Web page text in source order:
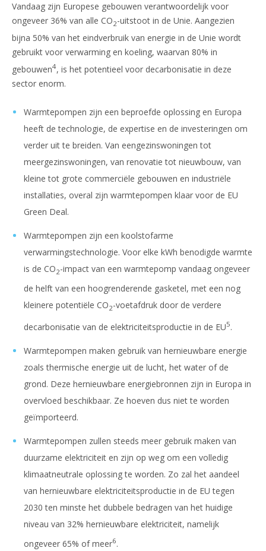
Vandaag zijn Europese gebouwen verantwoordelijk voor
ongeveer 36% van alle CO2-uitstoot in de Unie. Aangezien
bijna 50% van het eindverbruik van energie in de Unie wordt
gebruikt voor verwarming en koeling, waarvan 80% in
gebouwen4, is het potentieel voor decarbonisatie in deze
sector enorm.
Warmtepompen zijn een beproefde oplossing en Europa
heeft de technologie, de expertise en de investeringen om
verder uit te breiden. Van eengezinswoningen tot
meergezinswoningen, van renovatie tot nieuwbouw, van
kleine tot grote commerciële gebouwen en industriële
installaties, overal zijn warmtepompen klaar voor de EU
Green Deal.
Warmtepompen zijn een koolstofarme
verwarmingstechnologie. Voor elke kWh benodigde warmte
is de CO2-impact van een warmtepomp vandaag ongeveer
de helft van een hoogrenderende gasketel, met een nog
kleinere potentiële CO2-voetafdruk door de verdere
decarbonisatie van de elektriciteitsproductie in de EU5.
Warmtepompen maken gebruik van hernieuwbare energie
zoals thermische energie uit de lucht, het water of de
grond. Deze hernieuwbare energiebronnen zijn in Europa in
overvloed beschikbaar. Ze hoeven dus niet te worden
geïmporteerd.
Warmtepompen zullen steeds meer gebruik maken van
duurzame elektriciteit en zijn op weg om een volledig
klimaatneutrale oplossing te worden. Zo zal het aandeel
van hernieuwbare elektriciteitsproductie in de EU tegen
2030 ten minste het dubbele bedragen van het huidige
niveau van 32% hernieuwbare elektriciteit, namelijk
ongeveer 65% of meer6.